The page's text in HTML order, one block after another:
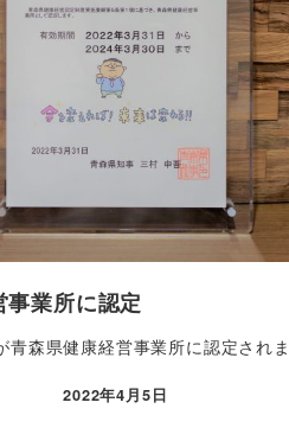
業所に認定
青森県健康経営事業所に認定されま
投稿日
2022年4月5日